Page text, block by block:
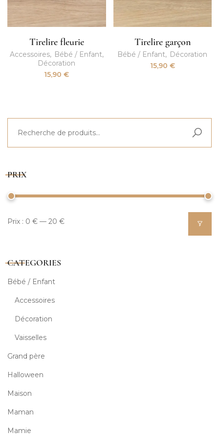
Tirelire fleurie
Accessoires
Bébé / Enfant
Décoration
15,90€
Tirelire garçon
Bébé / Enfant
Décoration
15,90 €
PRIX
Prix : 0 € — 20 €
CATEGORIES
Bébé / Enfant
Accessoires
Décoration
Vaisselles
Grand père
Halloween
Maison
Maman
Mamie